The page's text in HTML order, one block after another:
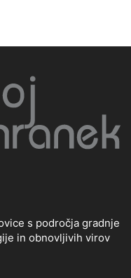
s področja gradnje
in obnovljivih virov